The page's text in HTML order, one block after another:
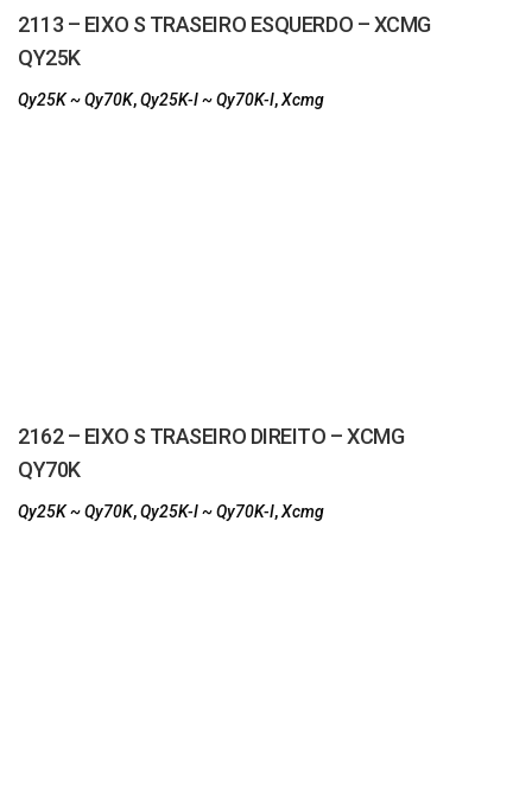
2113 – EIXO S TRASEIRO ESQUERDO – XCMG
QY25K
Qy25K ~ Qy70K,Qy25K-I ~ Qy70K-I,Xcmg
2162 – EIXO S TRASEIRO DIREITO – XCMG
QY70K
Qy25K ~ Qy70K,Qy25K-I ~ Qy70K-I,Xcmg